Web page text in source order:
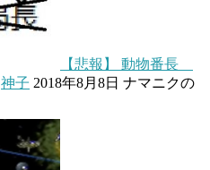
【悲報】 動物番長
神子 2018年8月8日 ナマニクの